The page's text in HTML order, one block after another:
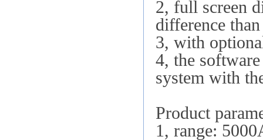
2, full screen
difference
3, with
4, the
system with
Product
1, range: